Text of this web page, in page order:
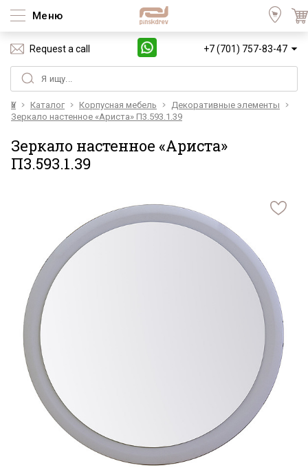
Меню
Request a call +7 (701) 757-83-47
Үй Каталог Корпусная мебель
Декоративные элементы
Зеркало настенное «Ариста» П3.593.1.39
Зеркало настенное «Ариста»
П3.593.1.39